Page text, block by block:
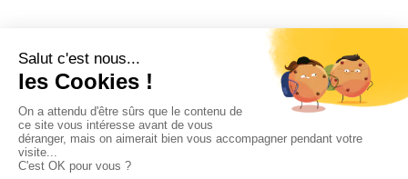
© CPME Nord – tous droits réservés